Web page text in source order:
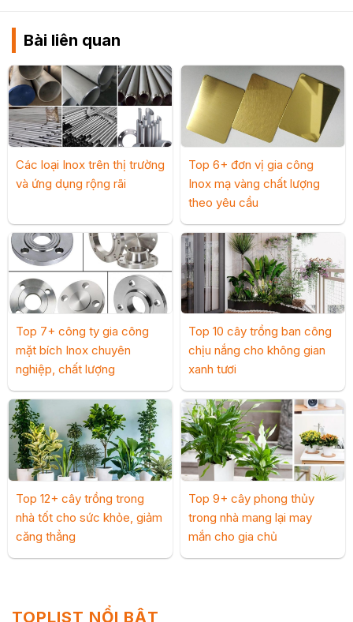
TOPLIST NỔI BẬT
Bài liên quan
Các loại Inox trên thị trường
và ứng dụng rộng rãi
Top 6+ đơn vị gia công
Inox mạ vàng chất lượng
theo yêu cầu
Top 7+ công ty gia công
mặt bích Inox chuyên
nghiệp, chất lượng
Top 10 cây trồng ban công
chịu nắng cho không gian
xanh tươi
Top 12+ cây trồng trong
nhà tốt cho sức khỏe, giảm
căng thẳng
Top 9+ cây phong thủy
trong nhà mang lại may
mắn cho gia chủ